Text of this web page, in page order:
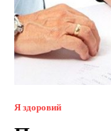
Я здоровий